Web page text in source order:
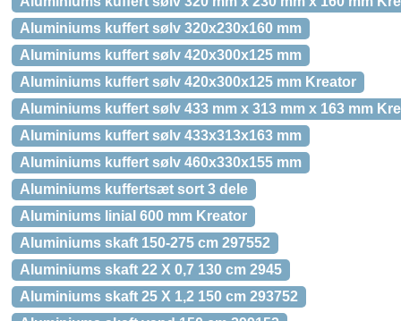
Aluminiums kuffert sølv 320x230x160 mm
Aluminiums kuffert sølv 420x300x125 mm
Aluminiums kuffert sølv 420x300x125 mm Kreator
Aluminiums kuffert sølv 433 mm x 313 mm x 163 mm
Aluminiums kuffert sølv 433x313x163 mm
Aluminiums kuffert sølv 460x330x155 mm
Aluminiums kuffertsæt sort 3 dele
Aluminiums linial 600 mm Kreator
Aluminiums skaft 150-275 cm 297552
Aluminiums skaft 22 X 0,7 130 cm 2945
Aluminiums skaft 25 X 1,2 150 cm 293752